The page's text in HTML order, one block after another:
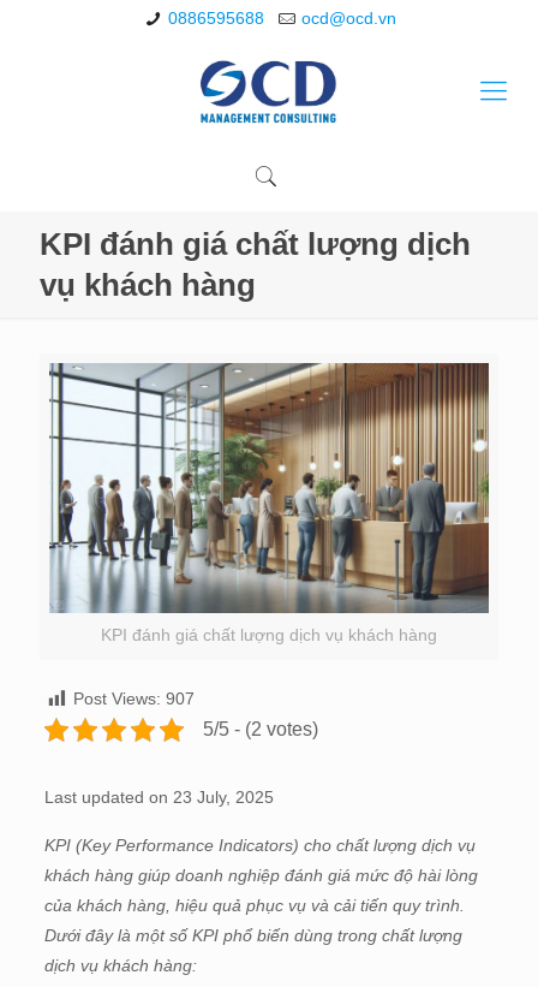
0886595688 ocd@ocd.vn
KPI đánh giá chất lượng dịch
vụ khách hàng
KPI đánh giá chất lượng dịch vụ khách hàng
Post Views: 907
5/5 - (2 votes)
Last updated on 23 July, 2025
KPI (Key Performance Indicators) cho chất lượng dịch vụ
khách hàng giúp doanh nghiệp đánh giá mức độ hài lòng
của khách hàng, hiệu quả phục vụ và cải tiến quy trình.
Dưới đây là một số KPI phổ biến dùng trong chất lượng
dịch vụ khách hàng: